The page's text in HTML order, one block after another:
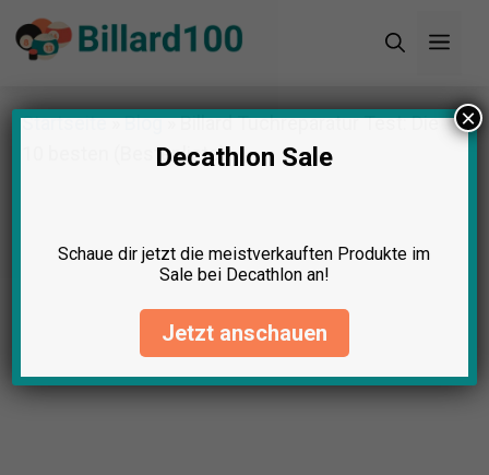
Zum
Inhalt
Startseite»Blog»Billard Tuchreparatur Test: Die
10 besten (Bestenliste)Decathlon Sale
Schaue dir jetzt die meistverkauften Produkte im
Sale bei Decathlon an!
Jetzt anschauen
×